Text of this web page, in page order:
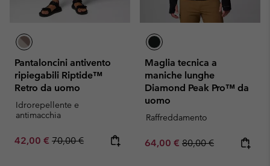
Pantaloncini antivento
ripiegabili Riptide™
Retro da uomo
Idrorepellente e
antimacchia
Sale price:
42,00 € Regular price:
70,00 €
Maglia tecnica a
maniche lunghe
Diamond Peak Pro™ da
uomo
Raffreddamento
Sale price:
64,00 € Regular price:
80,00 €